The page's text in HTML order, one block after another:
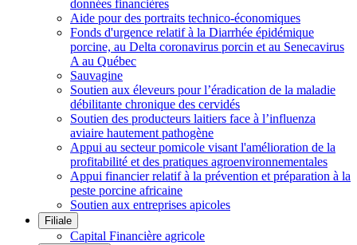
données financières
Aide pour des portraits technico-économiques
Fonds d'urgence relatif à la Diarrhée épidémique
porcine, au Delta coronavirus porcin et au Senecavirus
A au Québec
Sauvagine
Soutien aux éleveurs pour l’éradication de la maladie
débilitante chronique des cervidés
Soutien des producteurs laitiers face à l’influenza
aviaire hautement pathogène
Appui au secteur pomicole visant l'amélioration de la
profitabilité et des pratiques agroenvironnementales
Appui financier relatif à la prévention et préparation à la
peste porcine africaine
Soutien aux entreprises apicoles
Filiale
Capital Financière agricole